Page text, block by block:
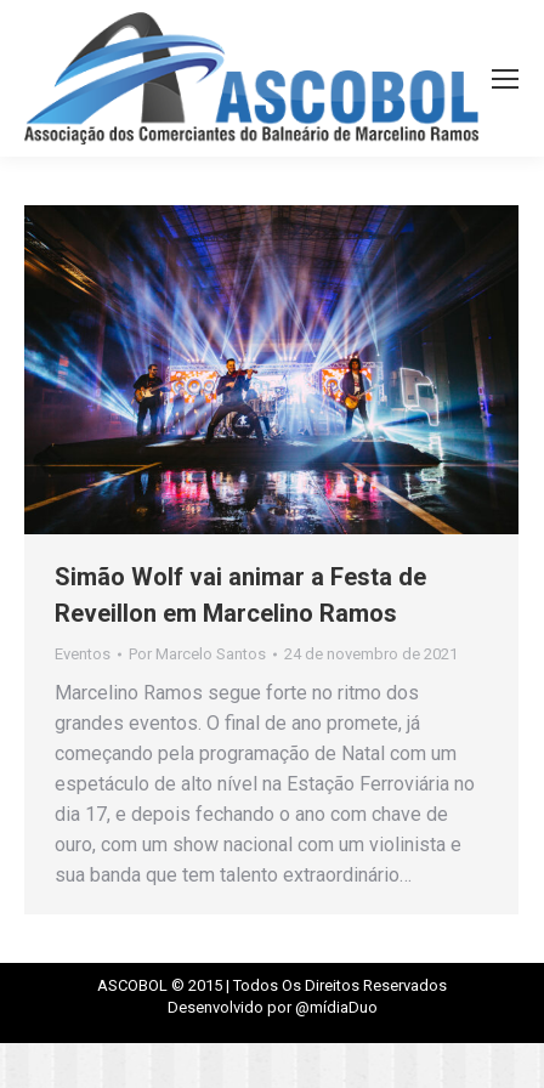
Simão Wolf vai animar a Festa de
Reveillon em Marcelino Ramos
Eventos Por Marcelo Santos 24 de novembro de 2021
Marcelino Ramos segue forte no ritmo dos
grandes eventos. O final de ano promete, já
começando pela programação de Natal com um
espetáculo de alto nível na Estação Ferroviária no
dia 17, e depois fechando o ano com chave de
ouro, com um show nacional com um violinista e
sua banda que tem talento extraordinário…
ASCOBOL © 2015 | Todos Os Direitos Reservados
Desenvolvido por @mídiaDuo